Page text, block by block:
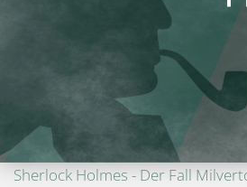
Sherlock Holmes - Der Fall